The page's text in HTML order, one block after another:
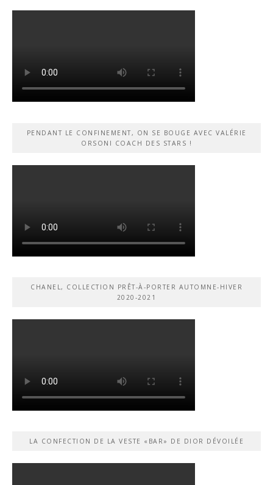
PENDANT LE CONFINEMENT, ON SE BOUGE AVEC VALÉRIE
ORSONI COACH DES STARS !
CHANEL, COLLECTION PRÊT-À-PORTER AUTOMNE-HIVER
2020-2021
LA CONFECTION DE LA VESTE «BAR» DE DIOR DÉVOILÉE